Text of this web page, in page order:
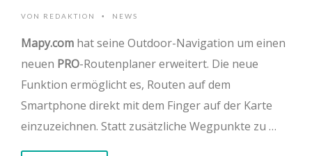
VON REDAKTION • NEWS
Mapy.com hat seine Outdoor-Navigation um einen
neuen PRO-Routenplaner erweitert. Die neue
Funktion ermöglicht es, Routen auf dem
Smartphone direkt mit dem Finger auf der Karte
einzuzeichnen. Statt zusätzliche Wegpunkte zu …